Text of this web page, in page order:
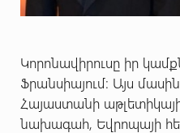
Կորոնավիրուսը իր
Ֆրանսիայում։ Այս
Հայաստանի
նախագահ, Եվրոպայի